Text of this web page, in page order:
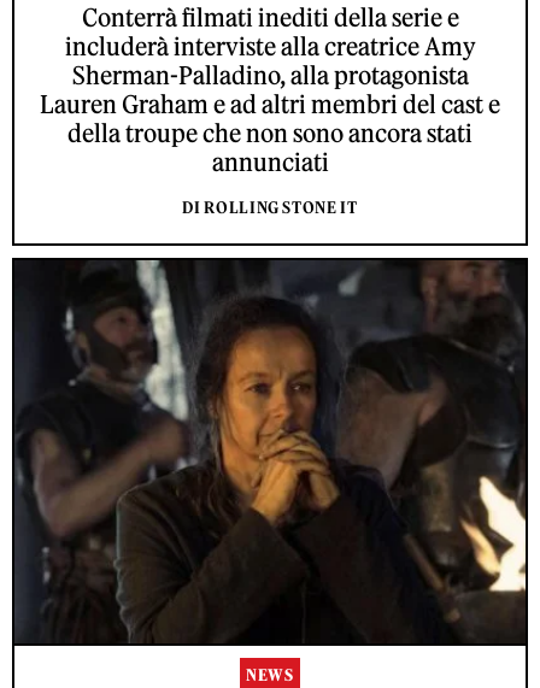
Conterrà filmati inediti della serie e
includerà interviste alla creatrice Amy
Sherman-Palladino, alla protagonista
Lauren Graham e ad altri membri del cast e
della troupe che non sono ancora stati
annunciati
DI ROLLING STONE IT
NEWS